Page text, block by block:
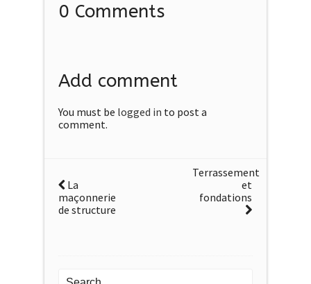
0 Comments
Add comment
You must be logged in to post a
comment.
La
maçonnerie
de structure
Terrassement
et
fondations